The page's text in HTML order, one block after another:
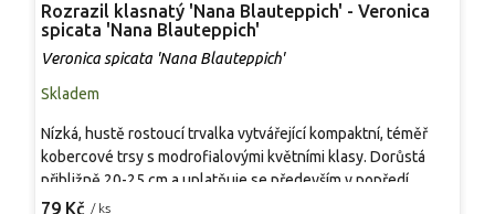
Rozrazil klasnatý 'Nana Blauteppich' - Veronica
spicata 'Nana Blauteppich'
Veronica spicata 'Nana Blauteppich'
Skladem
79 Kč / ks
Nízká, hustě rostoucí trvalka vytvářející kompaktní, téměř
kobercové trsy s modrofialovými květními klasy. Dorůstá
přibližně 20-25 cm a uplatňuje se především v popředí
trvalkových záhonů, ve skalkách, na okrajích cest i ve